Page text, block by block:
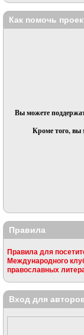
Как помочь
Вы можете
Кроме того, вы
Правила
Правила для
Международного
православных
Вход для